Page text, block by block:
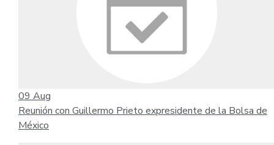
09 Aug
Reunión con Guillermo Prieto expresidente de la Bolsa de
México